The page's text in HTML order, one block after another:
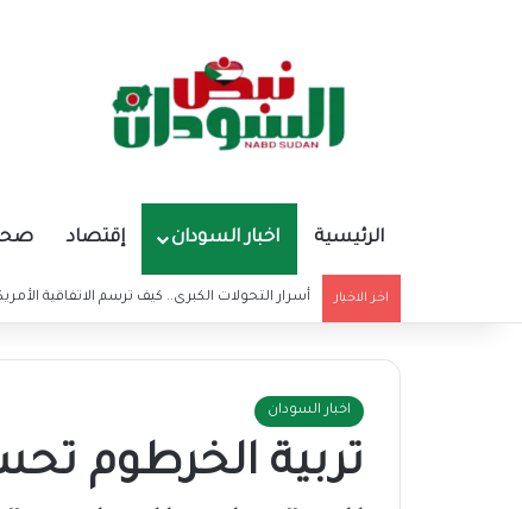
الرئيسية اخبار السودان إقتصاد صحة
اخر الاخبار أسرار التحولات الكبرى.. كيف ترسم الاتفاقية
اخبار السودان
تربية الخرطوم